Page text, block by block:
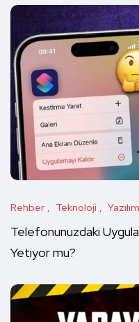
Rehber Teknoloji Yazılım
Telefonunuzdaki
Yetiyor mu?